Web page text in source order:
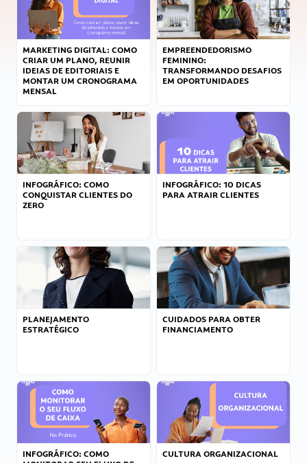
MARKETING DIGITAL: COMO
CRIAR UM PLANO, REUNIR
IDEIAS DE EDITORIAIS E
MONTAR UM CRONOGRAMA
MENSAL
EMPREENDEDORISMO
FEMININO:
TRANSFORMANDO DESAFIOS
EM OPORTUNIDADES
INFOGRÁFICO: COMO
CONQUISTAR CLIENTES DO
ZERO
INFOGRÁFICO: 10 DICAS
PARA ATRAIR CLIENTES
PLANEJAMENTO
ESTRATÉGICO
CUIDADOS PARA OBTER
FINANCIAMENTO
INFOGRÁFICO: COMO
CULTURA ORGANIZACIONAL